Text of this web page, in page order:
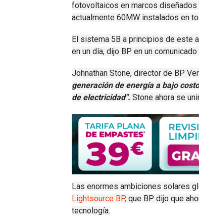
fotovoltaicos en marcos diseñados
actualmente 60MW instalados en
El sistema 5B a principios de este
en un día, dijo BP en un
Johnathan Stone, director de BP
generación de energía a bajo
de electricidad". Stone ahora se
Las enormes ambiciones solares
Lightsource BP, que BP dijo que
tecnología.